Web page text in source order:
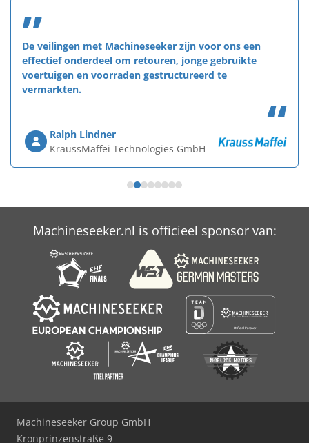
”
De veilingen met Machineseeker zijn voor ons een
effectief onderdeel om retouren, jonge gebruikte
voertuigen en voorraden gestructureerd te
vermarkten.
“
Ralph Lindner
KraussMaffei Technologies GmbH
Machineseeker.nl is officieel sponsor van:
Machineseeker Group GmbH
Kronprinzenstraße 9